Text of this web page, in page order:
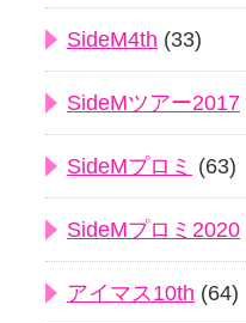
SideM4th (33)
SideMツアー2017
SideMプロミ (63)
SideMプロミ2020
アイマス10th (64)